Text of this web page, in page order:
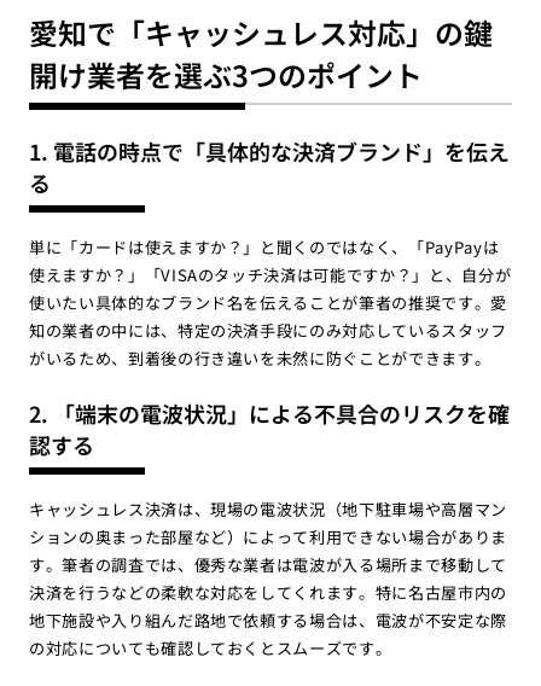
愛知で「キャッシュレス対応」の鍵
開け業者を選ぶ3つのポイント
1. 電話の時点で「具体的な決済ブランド」を伝え
る
単に「カードは使えますか？」と聞くのではなく、「PayPayは
使えますか？」「VISAのタッチ決済は可能ですか？」と、自分が
使いたい具体的なブランド名を伝えることが筆者の推奨です。愛
知の業者の中には、特定の決済手段にのみ対応しているスタッフ
がいるため、到着後の行き違いを未然に防ぐことができます。
2. 「端末の電波状況」による不具合のリスクを確
認する
キャッシュレス決済は、現場の電波状況（地下駐車場や高層マン
ションの奥まった部屋など）によって利用できない場合がありま
す。筆者の調査では、優秀な業者は電波が入る場所まで移動して
決済を行うなどの柔軟な対応をしてくれます。特に名古屋市内の
地下施設や入り組んだ路地で依頼する場合は、電波が不安定な際
の対応についても確認しておくとスムーズです。